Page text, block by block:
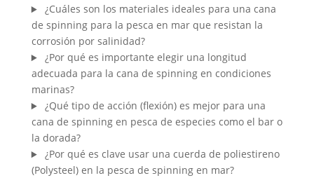
¿Cuáles son los materiales ideales para una cana
de spinning para la pesca en mar que resistan la
corrosión por salinidad?
¿Por qué es importante elegir una longitud
adecuada para la cana de spinning en condiciones
marinas?
¿Qué tipo de acción (flexión) es mejor para una
cana de spinning en pesca de especies como el bar o
la dorada?
¿Por qué es clave usar una cuerda de poliestireno
(Polysteel) en la pesca de spinning en mar?